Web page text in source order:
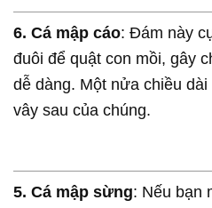
6. Cá mập cáo: Đám này
đuôi để quật con mồi, gây
dễ dàng. Một nửa chiều
vây sau của chúng.
5. Cá mập sừng: Nếu bạn